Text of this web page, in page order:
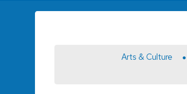
Arts & Culture